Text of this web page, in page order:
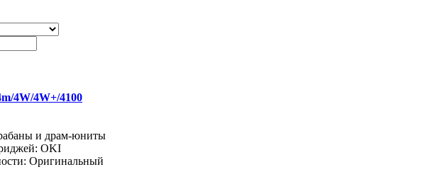
4W/4W+/4100
и драм-юниты
OKI
Оригинальный